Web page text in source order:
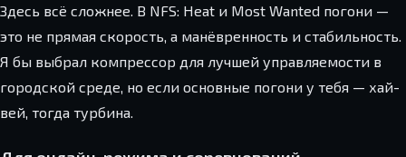
Здесь всё сложнее. В NFS: Heat и Most Wanted погони —
это не прямая скорость, а манёвренность и стабильность.
Я бы выбрал компрессор для лучшей управляемости в
городской среде, но если основные погони у тебя — хай-
вей, тогда турбина.